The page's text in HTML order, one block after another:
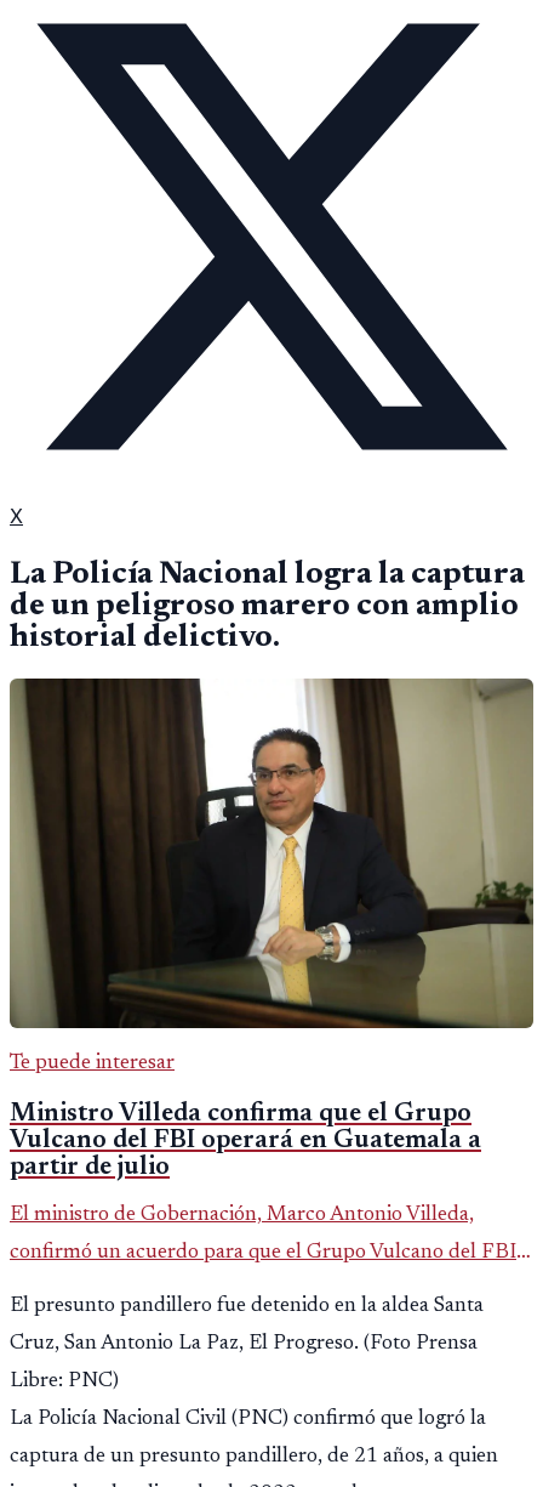
X
La Policía Nacional logra la captura
de un peligroso marero con amplio
historial delictivo.
Te puede interesar
Ministro Villeda confirma que el Grupo
Vulcano del FBI operará en Guatemala a
partir de julio
El ministro de Gobernación, Marco Antonio Villeda,
confirmó un acuerdo para que el Grupo Vulcano del FBI
opere en Guatemala a partir de julio, tras un intento
fallido con la administración anterior del Ministerio
Público.
El presunto pandillero fue detenido en la aldea Santa
Cruz, San Antonio La Paz, El Progreso. (Foto Prensa
Libre: PNC)
La Policía Nacional Civil (PNC) confirmó que logró la
captura de un presunto pandillero, de 21 años, a quien